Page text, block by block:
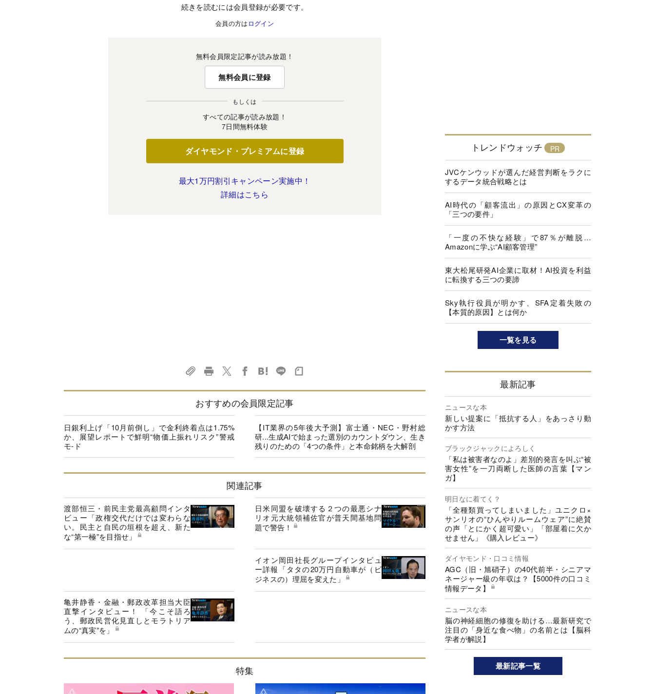
続きを読むには会員登録が必要です。
会員の方は ログイン
無料会員限定記事が読み放題！
無料会員に登録
もしくは
すべての記事が読み放題！
7日間無料体験
ダイヤモンド・プレミアムに登録
最大1万円割引キャンペーン実施中！
詳細はこちら
おすすめの会員限定記事
日銀利上げ「10月前倒し」で金利終着点は1.75%
か、展望レポートで鮮明“物価上振れリスク”警戒
モ-ド
【IT業界の5年後大予測】富士通・NEC・野村総
研...生成AIで始まった選別のカウントダウン、生き
残りのための「4つの条件」と本命銘柄を大解剖
関連記事
渡部恒三・前民主党最高顧問インタ
ビュー「政権交代だけでは変わらな
い。民主と自民の垣根を超え、新た
な“第一極”を目指せ」
日米同盟を破壊する２つの最悪シナ
リオ元大統領補佐官が普天間基地問
題で警告！
イオン岡田社長グループインタビュ
ー詳報「タタの20万円自動車が（ビ
ジネスの）理屈を変えた」
亀井静香・金融・郵政改革担当大臣
直撃インタビュー！ 「今こそ語ろ
う、郵政民営化見直しとモラトリア
ムの“真実”を」
特集
トレンドウォッチ
JVCケンウッドが選んだ経営判断をラクに
するデータ統合戦略とは
AI時代の「顧客流出」の原因とCX変革の
「三つの要件」
「一度の不快な経験」で87％が離脱…
Amazonに学ぶ“AI顧客管理”
東大松尾研発AI企業に取材！AI投資を利益
に転換する三つの要諦
Sky執行役員が明かす、SFA定着失敗の
【本質的原因】とは何か
一覧を見る
最新記事
ニュースな本
新しい提案に「抵抗する人」をあっさり動
かす方法
ブラックジャックによろしく
「私は被害者なのよ」差別的発言を叫ぶ“被
害女性”を一刀両断した医師の言葉【マン
ガ】
明日なに着てく？
「全種類買ってしまいました」ユニクロ×
サンリオの“ひんやりルームウェア”に絶賛
の声「とにかく超可愛い」「部屋着に欠か
せません」《購入レビュー》
ダイヤモンド・口コミ情報
AGC（旧・旭硝子）の40代前半・シニアマ
ネージャー級の年収は？【5000件の口コミ
情報データ】
ニュースな本
脳の神経細胞の修復を助ける…最新研究で
注目の「身近な食べ物」の名前とは【脳科
学者が解説】
最新記事一覧